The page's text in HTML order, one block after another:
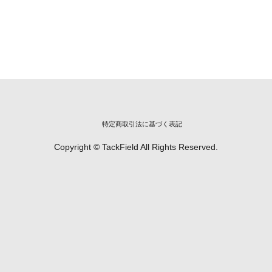
特定商取引法に基づく表記
Copyright © TackField All Rights Reserved.